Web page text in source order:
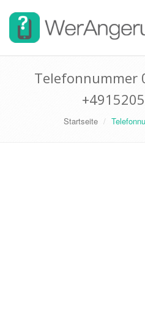
Telefonnummer
Startseite